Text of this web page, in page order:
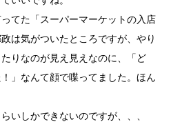
てた「スーパーマーケットの入店
は気がついたところですが、やり
りなのが見え見えなのに、「ど
」なんて顔で喋ってました。ほん
いしかできないのですが、、、